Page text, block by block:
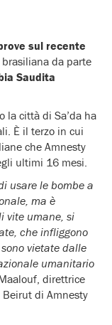
sul recente
da parte
Saudita
la città di Sa’da ha
È il terzo in cui
che Amnesty
ultimi 16 mesi.
usare le bombe a
ma è
vite umane, si
che infliggono
vietate dalle
umanitario
direttrice
di Amnesty